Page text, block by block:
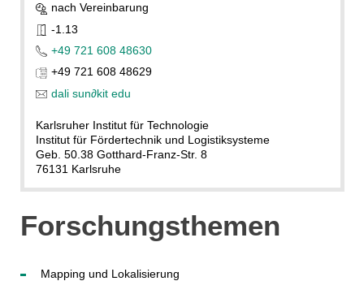
nach Vereinbarung
-1.13
+49 721 608 48630
+49 721 608 48629
dali sun∂kit edu
Karlsruher Institut für Technologie
Institut für Fördertechnik und Logistiksysteme
Geb. 50.38 Gotthard-Franz-Str. 8
76131 Karlsruhe
Forschungsthemen
Mapping und Lokalisierung